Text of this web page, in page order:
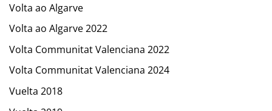
Volta ao Algarve
Volta ao Algarve 2022
Volta Communitat Valenciana 2022
Volta Communitat Valenciana 2024
Vuelta 2018